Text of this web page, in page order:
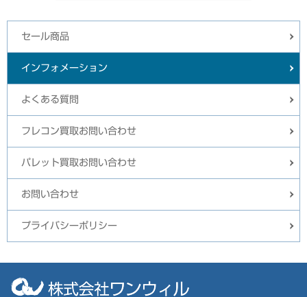
セール商品
インフォメーション
よくある質問
フレコン買取お問い合わせ
パレット買取お問い合わせ
お問い合わせ
プライバシーポリシー